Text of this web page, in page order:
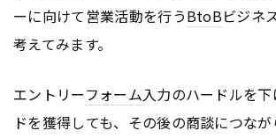
ーに向けて営業活動を行うBtoBビジネ
考えてみます。
エントリーフォーム入力のハードルを
ドを獲得しても、その後の商談につな